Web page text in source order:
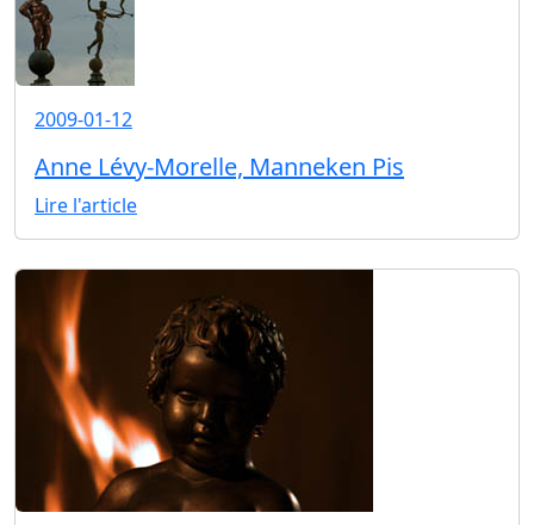
2009-01-12
Anne Lévy-Morelle, Manneken Pis
Lire l'article